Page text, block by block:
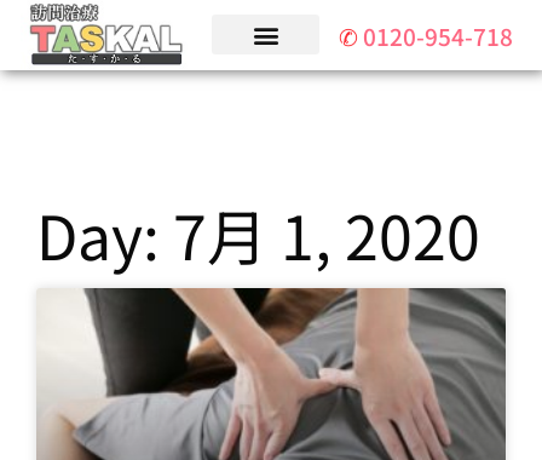
✆ 0120-954-718
0120-954-718
Day: 7月 1, 2020